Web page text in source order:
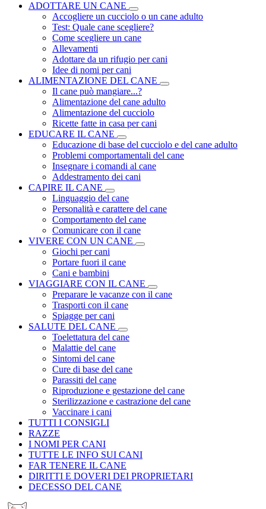
ADOTTARE UN CANE
Accogliere un cucciolo o un cane adulto
Test: Quale cane scegliere?
Come scegliere un cane
Allevamenti
Adottare da un rifugio per cani
Idee di nomi per cani
ALIMENTAZIONE DEL CANE
Il cane può mangiare...?
Alimentazione del cane adulto
Alimentazione del cucciolo
Ricette fatte in casa per cani
EDUCARE IL CANE
Educazione di base del cucciolo e del cane adulto
Problemi comportamentali del cane
Insegnare i comandi al cane
Addestramento dei cani
CAPIRE IL CANE
Linguaggio del cane
Personalità e carattere del cane
Comportamento del cane
Comunicare con il cane
VIVERE CON UN CANE
Giochi per cani
Portare fuori il cane
Cani e bambini
VIAGGIARE CON IL CANE
Preparare le vacanze con il cane
Trasporti con il cane
Spiagge per cani
SALUTE DEL CANE
Toelettatura del cane
Malattie del cane
Sintomi del cane
Cure di base del cane
Parassiti del cane
Riproduzione e gestazione del cane
Sterilizzazione e castrazione del cane
Vaccinare i cani
TUTTI I CONSIGLI
RAZZE
I NOMI PER CANI
TUTTE LE INFO SUI CANI
FAR TENERE IL CANE
DIRITTI E DOVERI DEI PROPRIETARI
DECESSO DEL CANE